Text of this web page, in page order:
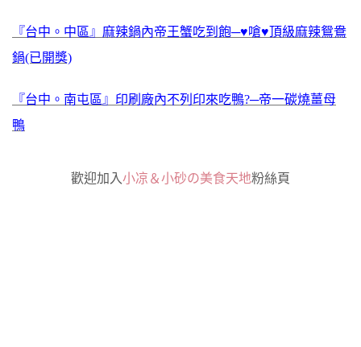
『台中。中區』麻辣鍋內帝王蟹吃到飽─♥嗆♥頂級麻辣鴛鴦
鍋(已開獎)
『台中。南屯區』印刷廠內不列印來吃鴨?─帝一碳燒薑母
鴨
歡迎加入小凉＆小砂の美食天地粉絲頁